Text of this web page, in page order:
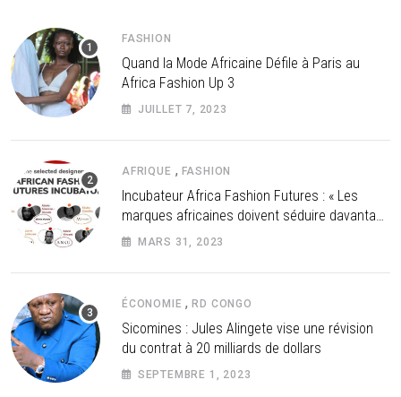
FASHION
Quand la Mode Africaine Défile à Paris au
Africa Fashion Up 3
JUILLET 7, 2023
AFRIQUE , FASHION
Incubateur Africa Fashion Futures : « Les
marques africaines doivent séduire davantage
les investisseurs »
MARS 31, 2023
ÉCONOMIE ,RD CONGO
Sicomines : Jules Alingete vise une révision
du contrat à 20 milliards de dollars
SEPTEMBRE 1, 2023